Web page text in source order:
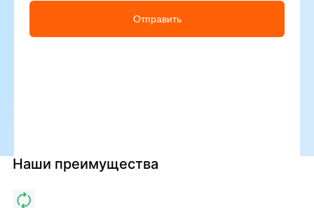
Отправить
Наши преимущества